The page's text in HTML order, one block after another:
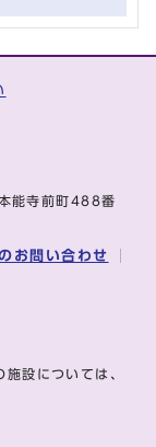
能寺前町488番
お問い合わせ
施設については、